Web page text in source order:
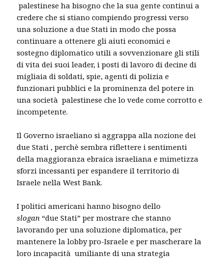
palestinese ha bisogno che la sua gente continui a
credere che si stiano compiendo progressi verso
una soluzione a due Stati in modo che possa
continuare a ottenere gli aiuti economici e
sostegno diplomatico utili a sovvenzionare gli stili
di vita dei suoi leader, i posti di lavoro di decine di
migliaia di soldati, spie, agenti di polizia e
funzionari pubblici e la prominenza del potere in
una società palestinese che lo vede come corrotto e
incompetente.
Il Governo israeliano si aggrappa alla nozione dei
due Stati , perchè sembra riflettere i sentimenti
della maggioranza ebraica israeliana e mimetizza
sforzi incessanti per espandere il territorio di
Israele nella West Bank.
I politici americani hanno bisogno dello
slogan “due Stati” per mostrare che stanno
lavorando per una soluzione diplomatica, per
mantenere la lobby pro-Israele e per mascherare la
loro incapacità umiliante di una strategia